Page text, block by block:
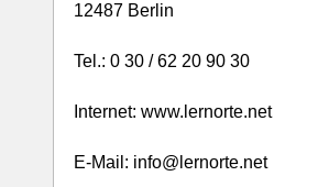
12487 Berlin
Tel.: 0 30 / 62 20 90 30
Internet: www.lernorte.net
E-Mail: info@lernorte.net